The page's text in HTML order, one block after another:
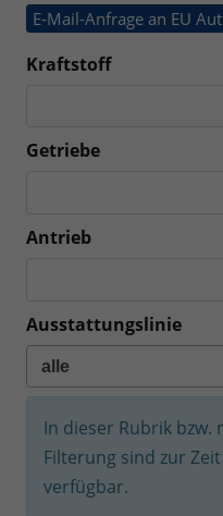
E-Mail-Anfrage an EU
Kraftstoff
Getriebe
Antrieb
Ausstattungslinie
In dieser Rubrik
Filterung sind zur
verfügbar.